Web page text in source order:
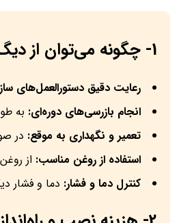
1- چگونه می‌توان از دیگ روغن داغ به طور ایمن استفاده کرد؟
رعایت دقیق دستورالعمل‌های
انجام بازرسی‌های دوره‌ای: به
تعمیر و نگهداری به موقع: در
استفاده از روغن مناسب: از
کنترل دما و فشار: دما و فشار